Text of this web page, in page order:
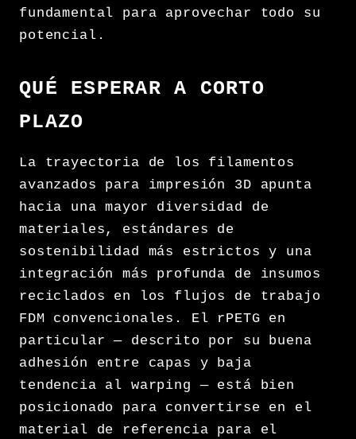
fundamental para aprovechar todo su
potencial.
QUÉ ESPERAR A CORTO
PLAZO
La trayectoria de los filamentos
avanzados para impresión 3D apunta
hacia una mayor diversidad de
materiales, estándares de
sostenibilidad más estrictos y una
integración más profunda de insumos
reciclados en los flujos de trabajo
FDM convencionales. El rPETG en
particular — descrito por su buena
adhesión entre capas y baja
tendencia al warping — está bien
posicionado para convertirse en el
material de referencia para el